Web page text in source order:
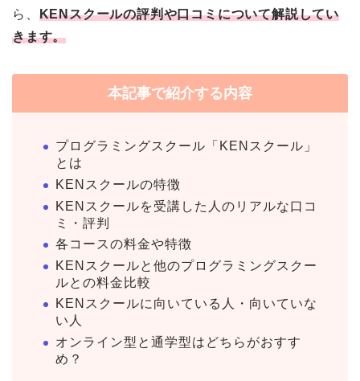
ら、 KENスクールの評判や口コミについて解説してい
きます。
本記事で紹介する内容
プログラミングスクール「KENスクール」
とは
KENスクールの特徴
KENスクールを受講した人のリアルな口コ
ミ・評判
各コースの料金や特徴
KENスクールと他のプログラミングスクー
ルとの料金比較
KENスクールに向いている人・向いていな
い人
オンライン型と通学型はどちらがおすす
め？